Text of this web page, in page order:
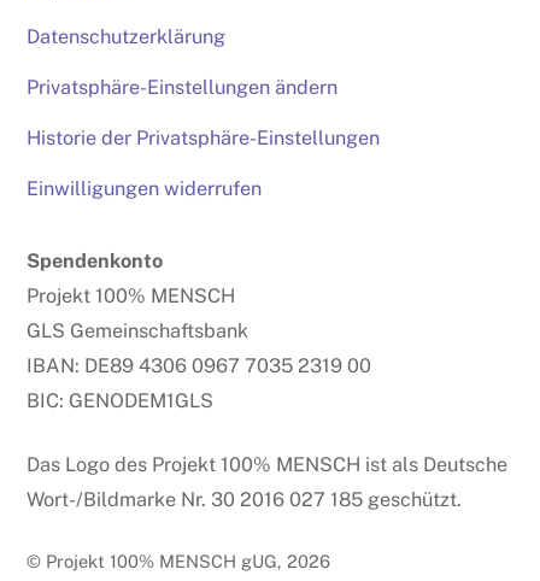
Datenschutzerklärung
Privatsphäre-Einstellungen ändern
Historie der Privatsphäre-Einstellungen
Einwilligungen widerrufen
Spendenkonto
Projekt 100% MENSCH
GLS Gemeinschaftsbank
IBAN: DE89 4306 0967 7035 2319 00
BIC: GENODEM1GLS
Das Logo des Projekt 100% MENSCH ist als Deutsche
Wort-/Bildmarke Nr. 30 2016 027 185 geschützt.
© Projekt 100% MENSCH gUG, 2026